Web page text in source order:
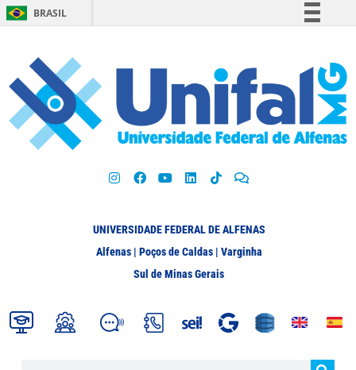
BRASIL
Participe
Acesso à informação
Legislação
UNIVERSIDADE FEDERAL DE ALFENAS
Alfenas | Poços de Caldas | Varginha
Sul de Minas Gerais